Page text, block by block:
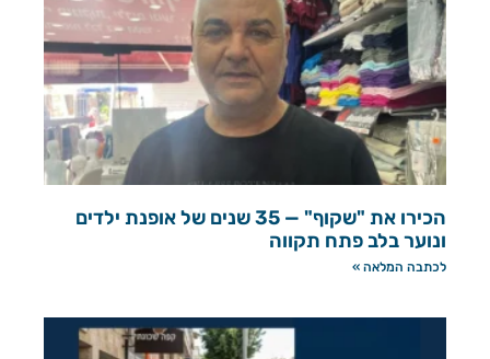
הכירו את "שקוף" — 35 שנים של אופנת ילדים
ונוער בלב פתח תקווה
לכתבה המלאה »